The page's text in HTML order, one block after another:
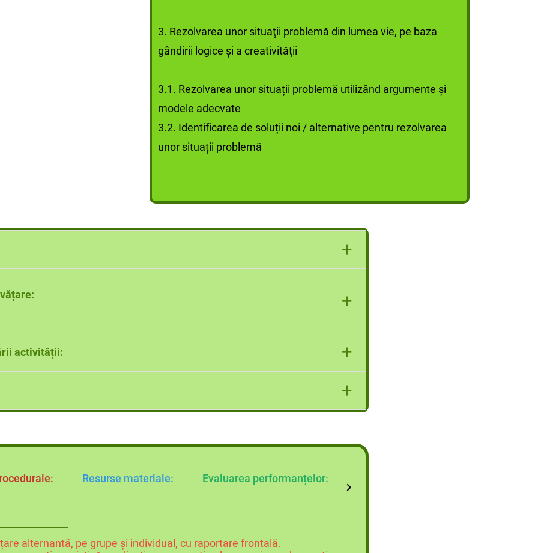
3. Rezolvarea unor situaţii problemă din lumea vie, pe baza
gândirii logice şi a creativităţii
3.1. Rezolvarea unor situații problemă utilizând argumente și
modele adecvate
3.2. Identificarea de soluții noi / alternative pentru rezolvarea
unor situații problemă
+
GENETIC
Claudia Ciceu, Niculina Badiu, MANUAL DE BIOLOGIE pentru clasa a VIII-+
de învățare ale elevilor de clasa a VIII-a, clasă de nivel mediu.
activității: +
+
Resurse materiale: Evaluarea performanțelor:
alternantă, pe grupe și individual, cu raportare frontală.